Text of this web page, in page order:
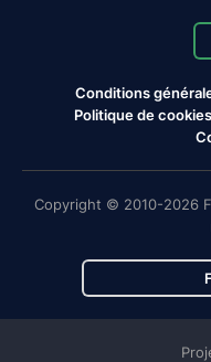
Conditions
Politique de cookies
Copyright © 2010-2026